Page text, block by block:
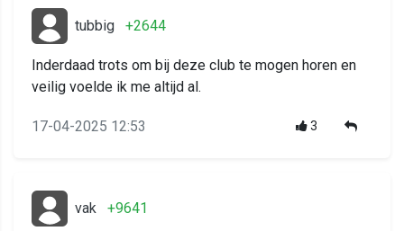
tubbig +2644
Inderdaad trots om bij deze club te mogen horen en
veilig voelde ik me altijd al.
17-04-2025 12:53 3
vak +9641